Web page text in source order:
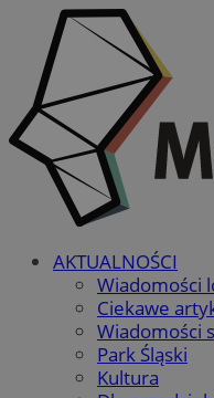
AKTUALNOŚCI
Wiadomości
Ciekawe
Wiadomości
Park Śląski
Kultura